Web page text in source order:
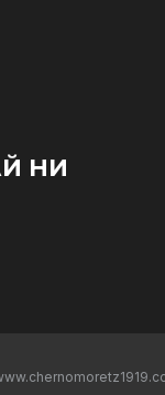
НИ